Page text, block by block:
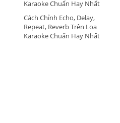
Karaoke Chuẩn Hay Nhất
Cách Chỉnh Echo, Delay,
Repeat, Reverb Trên Loa
Karaoke Chuẩn Hay Nhất